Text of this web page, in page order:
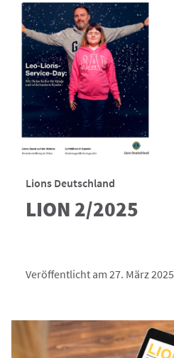
Lions Deutschland
LION 2/2025
Veröffentlicht am 27. März 2025